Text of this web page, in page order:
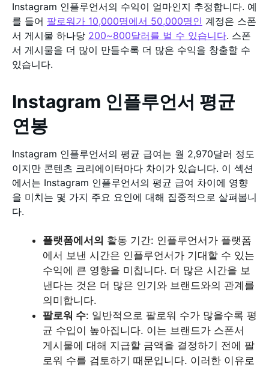
Instagram 인플루언서의 수익이 얼마인지 추정합니다. 예
를 들어 팔로워가 10,000명에서 50,000명인 계정은 스폰
서 게시물 하나당 200~800달러를 벌 수 있습니다. 스폰
서 게시물을 더 많이 만들수록 더 많은 수익을 창출할 수
있습니다.
Instagram 인플루언서 평균
연봉
Instagram 인플루언서의 평균 급여는 월 2,970달러 정도
이지만 콘텐츠 크리에이터마다 차이가 있습니다. 이 섹션
에서는 Instagram 인플루언서의 평균 급여 차이에 영향
을 미치는 몇 가지 주요 요인에 대해 집중적으로 살펴봅니
다.
플랫폼에서의 활동 기간: 인플루언서가 플랫폼
에서 보낸 시간은 인플루언서가 기대할 수 있는
수익에 큰 영향을 미칩니다. 더 많은 시간을 보
낸다는 것은 더 많은 인기와 브랜드와의 관계를
의미합니다.
팔로워 수: 일반적으로 팔로워 수가 많을수록 평
균 수입이 높아집니다. 이는 브랜드가 스폰서
게시물에 대해 지급할 금액을 결정하기 전에 팔
로워 수를 검토하기 때문입니다. 이러한 이유로